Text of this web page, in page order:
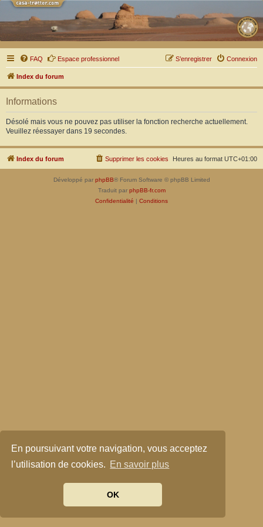
En poursuivant votre navigation, vous acceptez
l’utilisation de cookies. En savoir plus
OK
FAQ Espace professionnel Connexion
S’enregistrer
Index du forum
Informations
Désolé mais vous ne pouvez pas utiliser la fonction recherche actuellement.
Veuillez réessayer dans 19 secondes.
Index du forum Heures au format UTC+01:00
Supprimer les cookies
Développé par phpBB® Forum Software © phpBB Limited
Traduit par phpBB-fr.com
Confidentialité | Conditions